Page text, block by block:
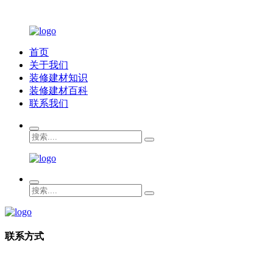
首页
关于我们
装修建材知识
装修建材百科
联系我们
联系方式